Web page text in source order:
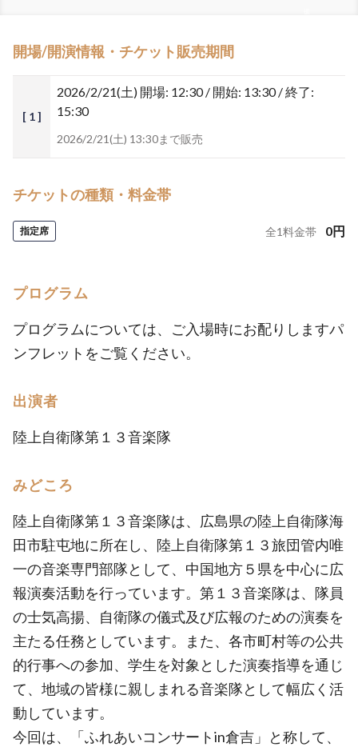
開場/開演情報・チケット販売期間
[ 1 ]
2026/2/21(土) 開場: 12:30 / 開始: 13:30 / 終了:
15:30
2026/2/21(土) 13:30まで販売
チケットの種類・料金帯
指定席 全1料金帯 0円
プログラム
プログラムについては、ご入場時にお配りしますパ
ンフレットをご覧ください。
出演者
陸上自衛隊第１３音楽隊
みどころ
陸上自衛隊第１３音楽隊は、広島県の陸上自衛隊海
田市駐屯地に所在し、陸上自衛隊第１３旅団管内唯
一の音楽専門部隊として、中国地方５県を中心に広
報演奏活動を行っています。第１３音楽隊は、隊員
の士気高揚、自衛隊の儀式及び広報のための演奏を
主たる任務としています。また、各市町村等の公共
的行事への参加、学生を対象とした演奏指導を通じ
て、地域の皆様に親しまれる音楽隊として幅広く活
動しています。
今回は、「ふれあいコンサートin倉吉」と称して、